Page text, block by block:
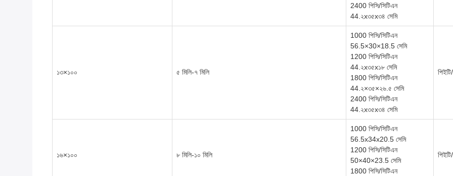
2400 পিসি/সিটিএন
44.২x৩৫x৩৪ সেমি
১৩×১০০ ৫ মিলি-৭ মিলি
1000 পিসি/সিটিএন
56.5×30×18.5 সেমি
1200 পিসি/সিটিএন
44.২x৩৫x১৮ সেমি
1800 পিসি/সিটিএন
44.২×৩৫×২৬.৫ সেমি
2400 পিসি/সিটিএন
44.২x৩৫x৩৪ সেমি
১৬×১০০ ৮ মিলি-১০ মিলি
1000 পিসি/সিটিএন
56.5x34x20.5 সেমি
1200 পিসি/সিটিএন
50×40×23.5 সেমি
1800 পিসি/সিটিএন